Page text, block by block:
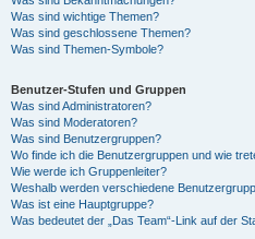
Was sind wichtige Themen?
Was sind geschlossene Themen?
Was sind Themen-Symbole?
Benutzer-Stufen und Gruppen
Was sind Administratoren?
Was sind Moderatoren?
Was sind Benutzergruppen?
Wo finde ich die Benutzergruppen und wie
Wie werde ich Gruppenleiter?
Weshalb werden verschiedene
Was ist eine Hauptgruppe?
Was bedeutet der „Das Team“-Link auf der